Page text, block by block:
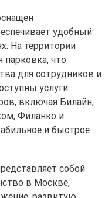
удобный
На территории
парковка, что
для сотрудников и
услуги
включая Билайн,
Филанко и
и быстрое
собой
в Москве,